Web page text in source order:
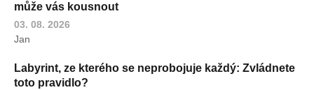
může vás kousnout
03. 08. 2026
Jan
Labyrint, ze kterého se neprobojuje každý: Zvládnete
toto pravidlo?